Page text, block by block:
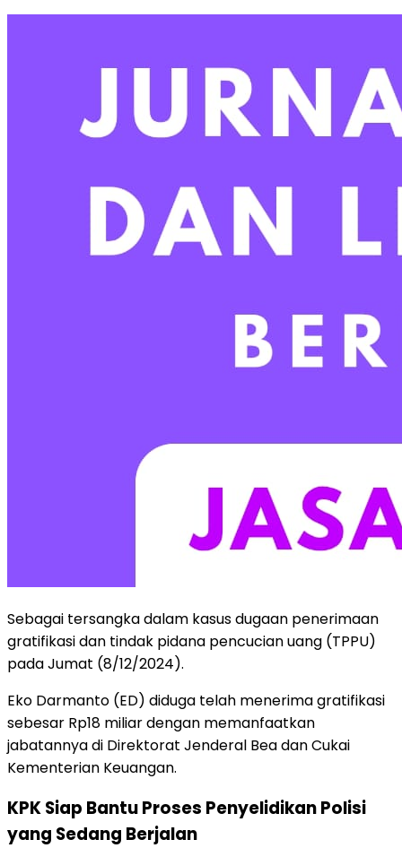
Sebagai tersangka dalam kasus dugaan penerimaan
gratifikasi dan tindak pidana pencucian uang (TPPU)
pada Jumat (8/12/2024).
Eko Darmanto (ED) diduga telah menerima gratifikasi
sebesar Rp18 miliar dengan memanfaatkan
jabatannya di Direktorat Jenderal Bea dan Cukai
Kementerian Keuangan.
KPK Siap Bantu Proses Penyelidikan Polisi
yang Sedang Berjalan